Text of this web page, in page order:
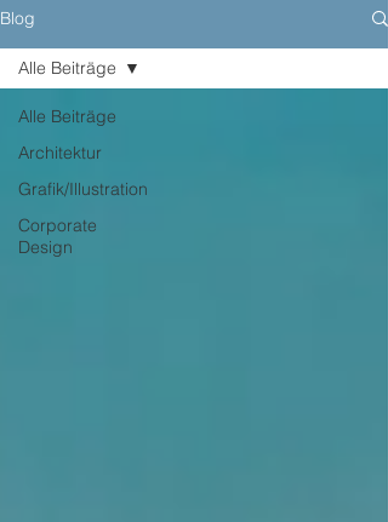
Blog
Alle Beiträge
Architektur
Grafik/Illustration
Corporate
Design
Alle Beiträge